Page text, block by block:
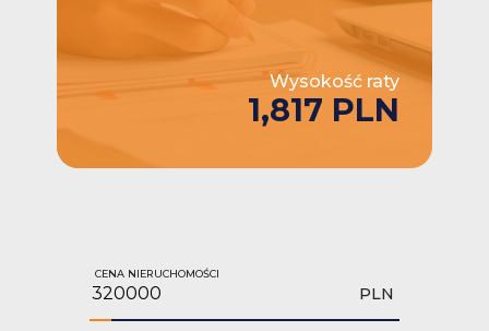
Wysokość raty
1,817 PLN
CENA NIERUCHOMOŚCI
PLN